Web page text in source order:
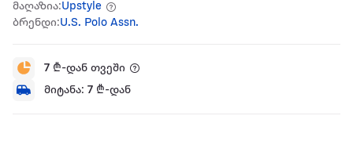
მაღაზია:Upstyle
ბრენდი:U.S. Polo Assn.
7 ₾-დან თვეში
მიტანა: 7 ₾-დან